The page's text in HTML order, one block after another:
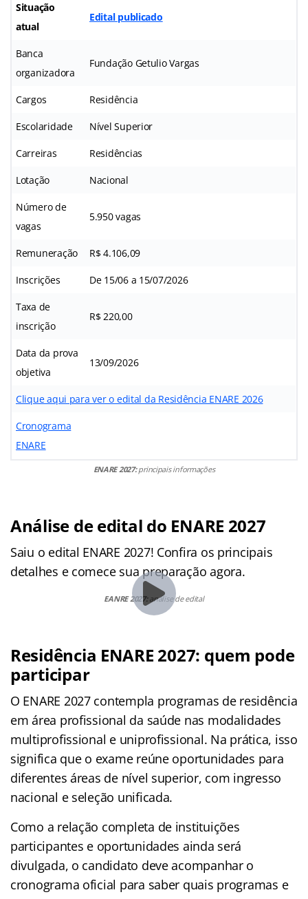
Situação
atual
Edital publicado
Banca
organizadora
Fundação Getulio Vargas
Cargos Residência
Escolaridade Nível Superior
Carreiras Residências
Lotação Nacional
Número de
vagas
5.950 vagas
Remuneração R$ 4.106,09
Inscrições De 15/06 a 15/07/2026
Taxa de
inscrição
R$ 220,00
Data da prova
objetiva
13/09/2026
Clique aqui para ver o edital da Residência ENARE 2026
Cronograma
ENARE
ENARE 2027:principais informações
Análise de edital do ENARE 2027
Saiu o edital ENARE 2027! Confira os principais
detalhes e comece sua preparação agora.
EANRE 2027:análise de edital
Residência ENARE 2027: quem pode
participar
O ENARE 2027 contempla programas de residência
em área profissional da saúde nas modalidades
multiprofissional e uniprofissional. Na prática, isso
significa que o exame reúne oportunidades para
diferentes áreas de nível superior, com ingresso
nacional e seleção unificada.
Como a relação completa de instituições
participantes e oportunidades ainda será
divulgada, o candidato deve acompanhar o
cronograma oficial para saber quais programas e